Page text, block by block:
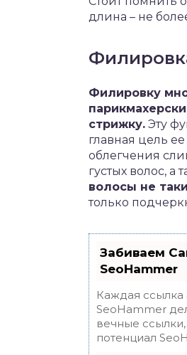
длина – не
Филировку
стрижку. Эту
главная цель
облегчения
густых волос,
волосы не
только
Забиваем
SeoHammer
Каждая ссылка
SeoHammer
вечные
потенциал